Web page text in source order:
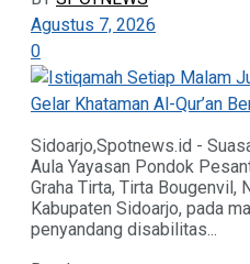
Agustus 7, 2026
0
Sidoarjo,Spotnews.id -
Aula Yayasan Pondok
Graha Tirta, Tirta Bougenvil,
Kabupaten Sidoarjo, pada
penyandang disabilitas...